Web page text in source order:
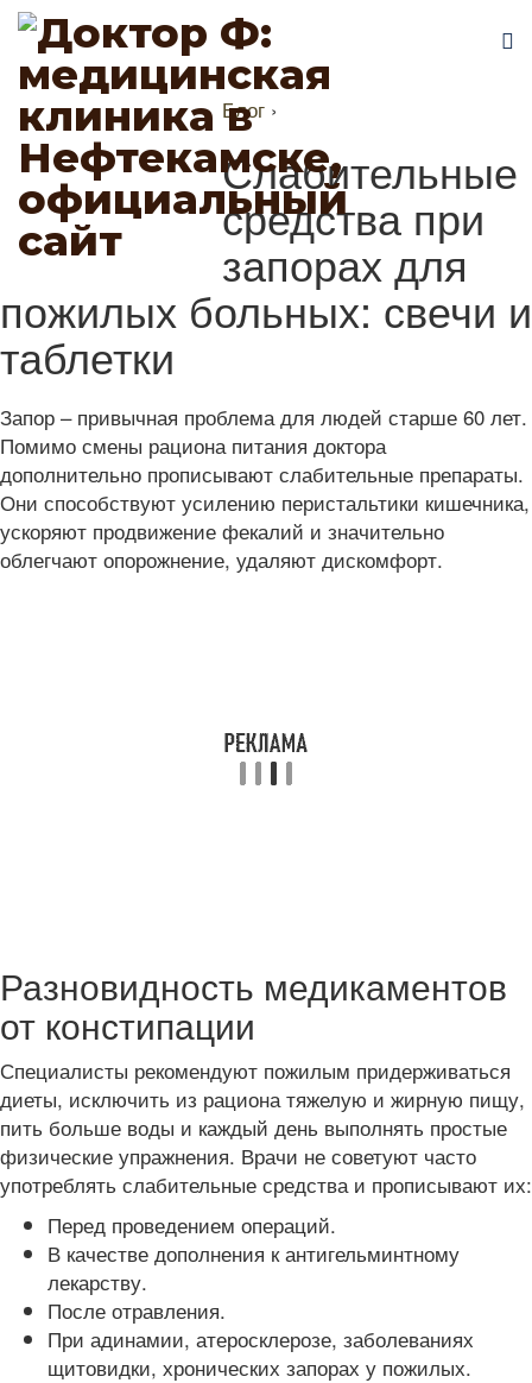
Блог ›
Слабительные
средства при
запорах для
пожилых больных: свечи и
таблетки
Запор – привычная проблема для людей старше 60 лет.
Помимо смены рациона питания доктора
дополнительно прописывают слабительные препараты.
Они способствуют усилению перистальтики кишечника,
ускоряют продвижение фекалий и значительно
облегчают опорожнение, удаляют дискомфорт.
Разновидность медикаментов
от констипации
Специалисты рекомендуют пожилым придерживаться
диеты, исключить из рациона тяжелую и жирную пищу,
пить больше воды и каждый день выполнять простые
физические упражнения. Врачи не советуют часто
употреблять слабительные средства и прописывают их:
Перед проведением операций.
В качестве дополнения к антигельминтному
лекарству.
После отравления.
При адинамии, атеросклерозе, заболеваниях
щитовидки, хронических запорах у пожилых.